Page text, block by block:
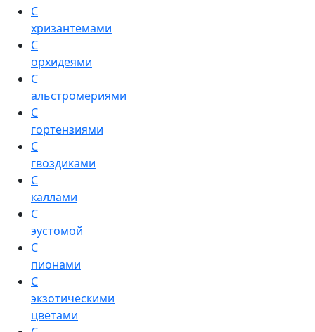
С
хризантемами
С
орхидеями
С
альстромериями
С
гортензиями
С
гвоздиками
С
каллами
С
эустомой
С
пионами
С
экзотическими
цветами